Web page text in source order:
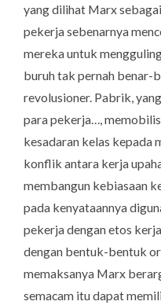
yang dilihat Marx
pekerja sebenarnya
mereka untuk
buruh tak pernah benar-
revolusioner. Pabrik,
para pekerja…,
kesadaran kelas kepada
konflik antara kerja
membangun kebiasaan
pada kenyataannya
pekerja dengan etos
dengan bentuk-bentuk
memaksanya Marx
semacam itu dapat